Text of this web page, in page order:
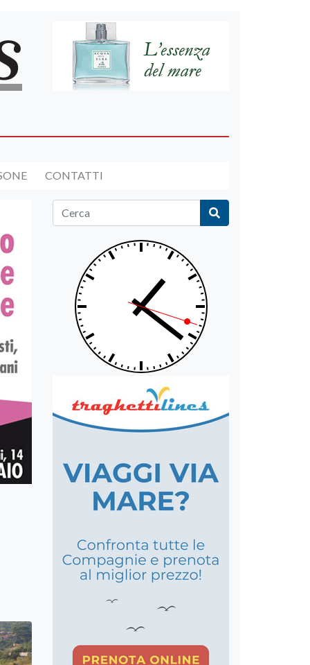
CONTATTI